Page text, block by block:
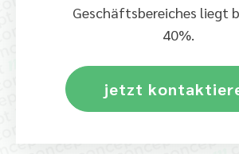
Geschäftsbereiches liegt
40%.
jetzt